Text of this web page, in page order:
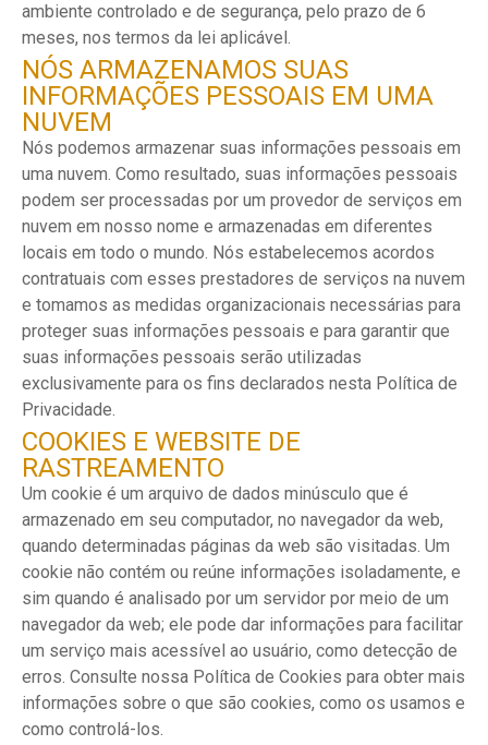
ambiente controlado e de segurança, pelo prazo de 6
meses, nos termos da lei aplicável.
NÓS ARMAZENAMOS SUAS
INFORMAÇÕES PESSOAIS EM UMA
NUVEM
Nós podemos armazenar suas informações pessoais em
uma nuvem. Como resultado, suas informações pessoais
podem ser processadas por um provedor de serviços em
nuvem em nosso nome e armazenadas em diferentes
locais em todo o mundo. Nós estabelecemos acordos
contratuais com esses prestadores de serviços na nuvem
e tomamos as medidas organizacionais necessárias para
proteger suas informações pessoais e para garantir que
suas informações pessoais serão utilizadas
exclusivamente para os fins declarados nesta Política de
Privacidade.
COOKIES E WEBSITE DE
RASTREAMENTO
Um cookie é um arquivo de dados minúsculo que é
armazenado em seu computador, no navegador da web,
quando determinadas páginas da web são visitadas. Um
cookie não contém ou reúne informações isoladamente, e
sim quando é analisado por um servidor por meio de um
navegador da web; ele pode dar informações para facilitar
um serviço mais acessível ao usuário, como detecção de
erros. Consulte nossa Política de Cookies para obter mais
informações sobre o que são cookies, como os usamos e
como controlá-los.